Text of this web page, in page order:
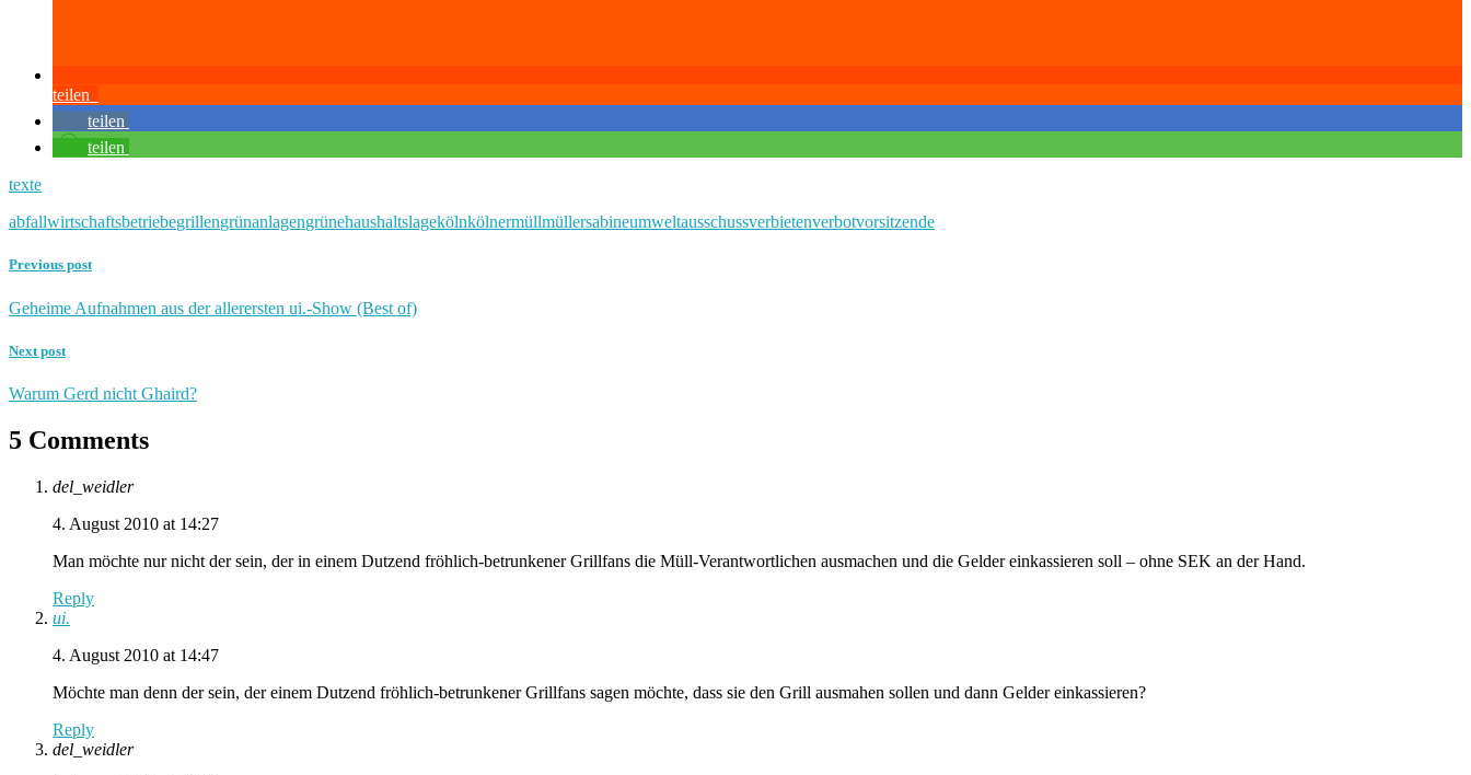
teilen
teilen
teilen
texte
abfallwirtschaftsbetriebegrillengrünanlagengrünehaushaltslagekölnkölnermüllmüllersabineumweltausschussverbietenverbotvorsitzende
Previous post
Geheime Aufnahmen aus der allerersten ui.-Show (Best of)
Next post
Warum Gerd nicht Ghaird?
5 Comments
del_weidler
4. August 2010 at 14:27
Man möchte nur nicht der sein, der in einem Dutzend fröhlich-betrunkener Grillfans die Müll-Verantwortlichen ausmachen und die Gelder einkassieren soll – ohne SEK an der Hand.
Reply
ui.
4. August 2010 at 14:47
Möchte man denn der sein, der einem Dutzend fröhlich-betrunkener Grillfans sagen möchte, dass sie den Grill ausmahen sollen und dann Gelder einkassieren?
Reply
del_weidler